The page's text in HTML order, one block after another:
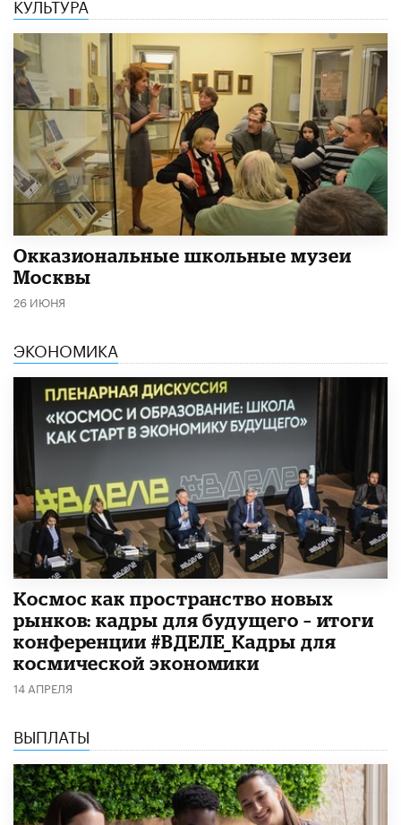
​Окказиональные школьные музеи
Москвы
26 ИЮНЯ
ЭКОНОМИКА
Космос как пространство новых
рынков: кадры для будущего – итоги
конференции #ВДЕЛЕ_Кадры для
космической экономики
14 АПРЕЛЯ
ВЫПЛАТЫ